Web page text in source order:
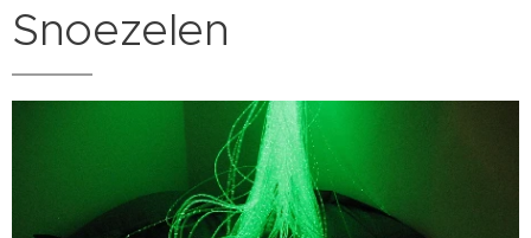
Snoezelen